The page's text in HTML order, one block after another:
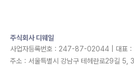
주식회사 디웨일
사업자등록번호 : 247-87-02044 | 대표 :
주소 : 서울특별시 강남구 테헤란로29길 5,